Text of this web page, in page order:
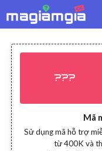
???
Mã
Sử dụng mã hỗ trợ
từ 400K và